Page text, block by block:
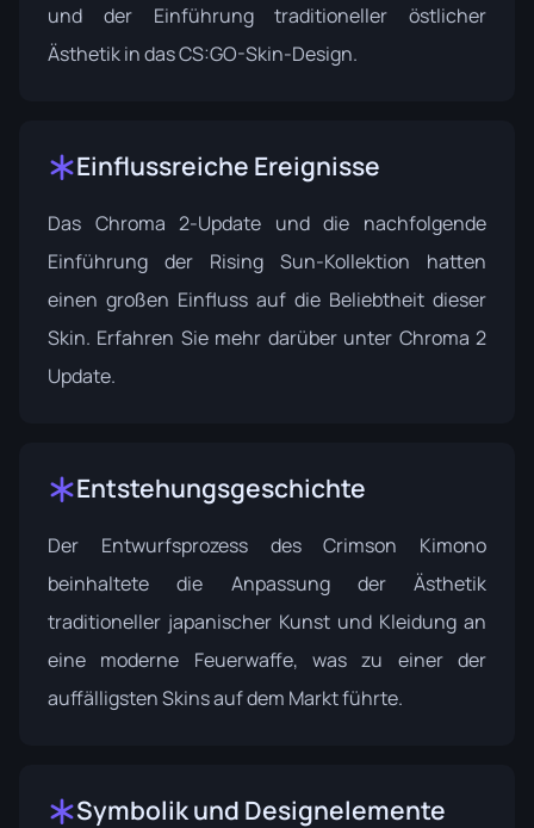
und der Einführung traditioneller östlicher
Ästhetik in das CS:GO-Skin-Design.
Einflussreiche Ereignisse
Das Chroma 2-Update und die nachfolgende
Einführung der Rising Sun-Kollektion hatten
einen großen Einfluss auf die Beliebtheit dieser
Skin. Erfahren Sie mehr darüber unter Chroma 2
Update.
Entstehungsgeschichte
Der Entwurfsprozess des Crimson Kimono
beinhaltete die Anpassung der Ästhetik
traditioneller japanischer Kunst und Kleidung an
eine moderne Feuerwaffe, was zu einer der
auffälligsten Skins auf dem Markt führte.
Symbolik und Designelemente